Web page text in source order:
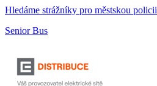
Hledáme strážníky pro městskou policii
Senior Bus